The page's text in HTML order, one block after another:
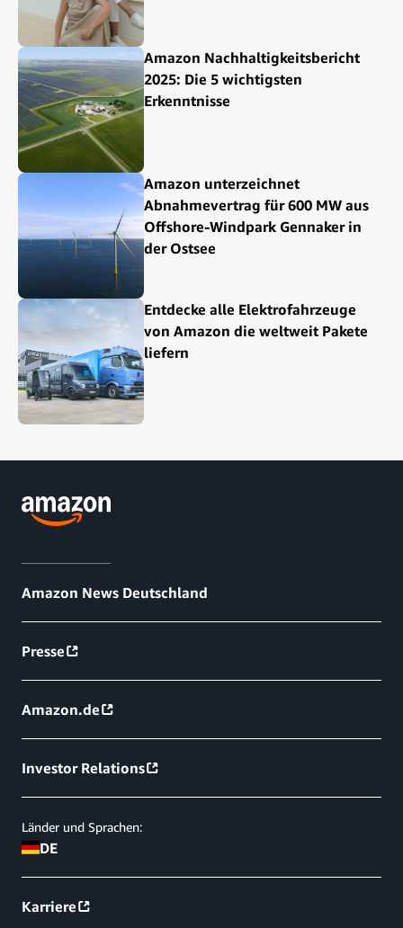
Amazon Nachhaltigkeitsbericht
2025: Die 5 wichtigsten
Erkenntnisse
Amazon unterzeichnet
Abnahmevertrag für 600 MW aus
Offshore-Windpark Gennaker in
der Ostsee
Entdecke alle Elektrofahrzeuge
von Amazon die weltweit Pakete
liefern
Amazon News Deutschland
Presse
Amazon.de
Investor Relations
Länder und Sprachen:
DE
Karriere